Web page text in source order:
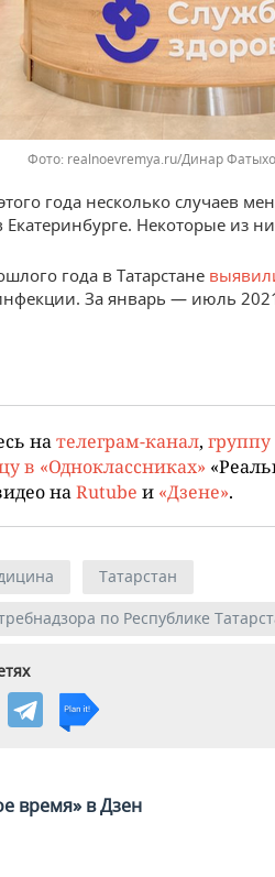
Фото: realnoevremya.ru/Динар
года несколько случаев
Екатеринбурге. Некоторые из
года в Татарстане
За январь — июль
нателеграм-канал, группу
в «Одноклассниках»
наRutube и «Дзене».
Татарстан
по Республике
время» в Дзен